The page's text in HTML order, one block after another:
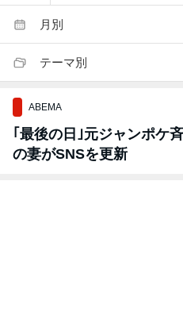
月別
テーマ別
ABEMA
｢最後の日｣元ジャンポケ
の妻がSNSを更新